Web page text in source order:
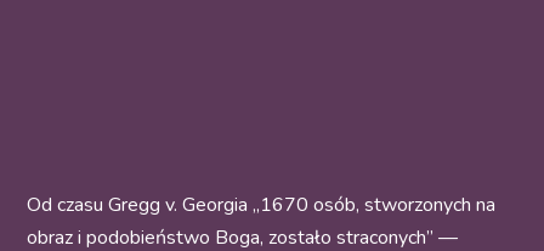
Od czasu Gregg v. Georgia „1670 osób, stworzonych na
obraz i podobieństwo Boga, zostało straconych” —